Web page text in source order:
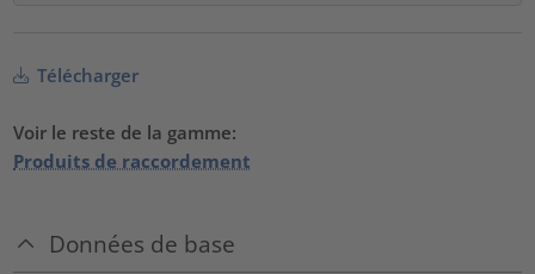
Télécharger
Voir le reste de la gamme:
Produits de raccordement
Données de base